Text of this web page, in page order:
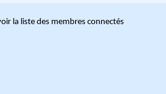
la liste des membres connectés